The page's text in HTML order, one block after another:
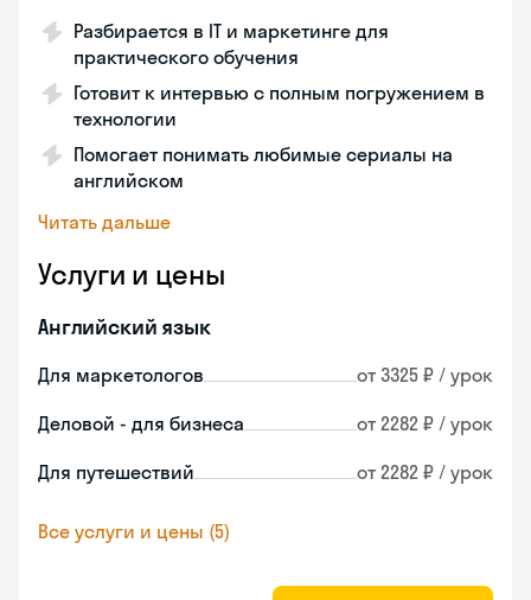
Разбирается в IT и маркетинге для
практического обучения
Готовит к интервью с полным погружением в
технологии
Помогает понимать любимые сериалы на
английском
Читать дальше
Услуги и цены
Английский язык
Для маркетологов от 3325 ₽ / урок
Деловой - для бизнеса от 2282 ₽ / урок
Для путешествий от 2282 ₽ / урок
Все услуги и цены (5)